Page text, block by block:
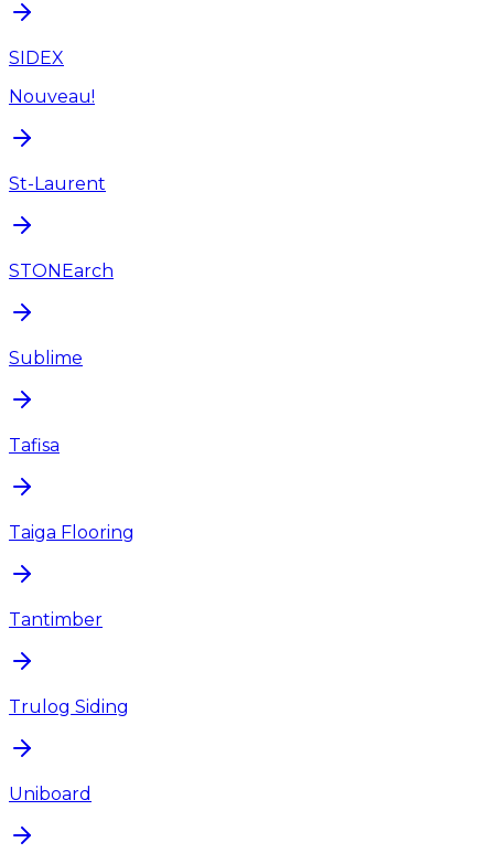
SIDEX
Nouveau!
St-Laurent
STONEarch
Sublime
Tafisa
Taiga Flooring
Tantimber
Trulog Siding
Uniboard